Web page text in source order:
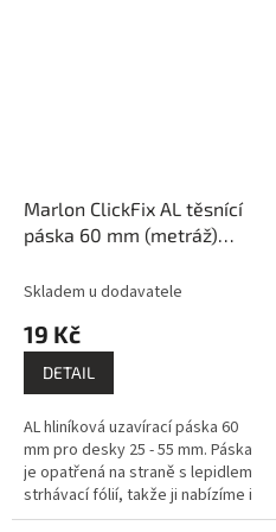
Marlon ClickFix AL těsnící
páska 60 mm (metráž)
Skladem u dodavatele
19 Kč
DETAIL
AL hliníková uzavírací páska 60
mm pro desky 25 - 55 mm. Páska
je opatřená na straně s lepidlem
strhávací fólií, takže ji nabízíme i
odmotanou na metry.